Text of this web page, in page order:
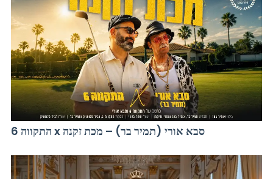
התקווה 6 x סבא אורי (תמיר בר) – מכת זקנה